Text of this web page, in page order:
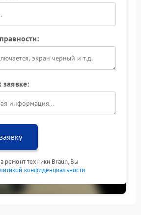
ремонт техники Braun, Вы
конфиденциальности